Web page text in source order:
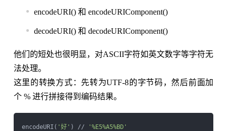
encodeURI() 和 encodeURIComponent()
decodeURI() 和 decodeURIComponent()
他们的短处也很明显，对ASCII字符如英文数字等字符无
法处理。
这里的转换方式：先转为UTF-8的字节码，然后前面加
个 % 进行拼接得到编码结果。
encodeURI( '好' ) //
'%E5%A5%BD'